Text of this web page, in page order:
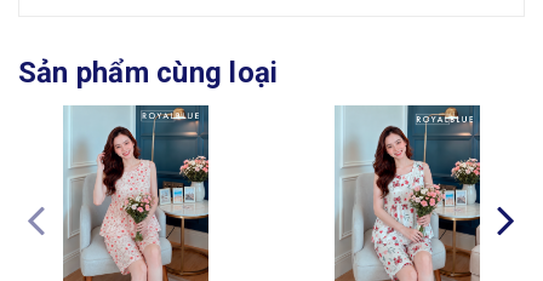
Sản phẩm cùng loại